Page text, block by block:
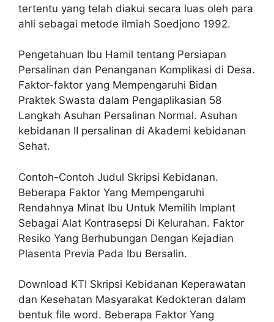
tertentu yang telah diakui secara luas oleh para
ahli sebagai metode ilmiah Soedjono 1992.
Pengetahuan Ibu Hamil tentang Persiapan
Persalinan dan Penanganan Komplikasi di Desa.
Faktor-faktor yang Mempengaruhi Bidan
Praktek Swasta dalam Pengaplikasian 58
Langkah Asuhan Persalinan Normal. Asuhan
kebidanan II persalinan di Akademi kebidanan
Sehat.
Contoh-Contoh Judul Skripsi Kebidanan.
Beberapa Faktor Yang Mempengaruhi
Rendahnya Minat Ibu Untuk Memilih Implant
Sebagai Alat Kontrasepsi Di Kelurahan. Faktor
Resiko Yang Berhubungan Dengan Kejadian
Plasenta Previa Pada Ibu Bersalin.
Download KTI Skripsi Kebidanan Keperawatan
dan Kesehatan Masyarakat Kedokteran dalam
bentuk file word. Beberapa Faktor Yang